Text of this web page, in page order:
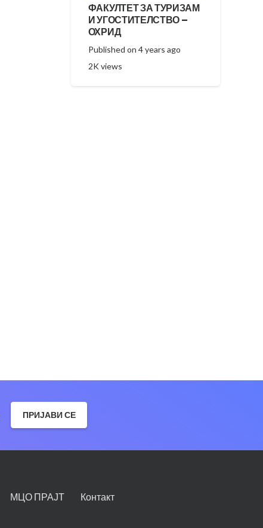
ФАКУЛТЕТ ЗА ТУРИЗАМ
И УГОСТИТЕЛСТВО –
ОХРИД
Published on 4 years ago
2Kviews
ПРИЈАВИ СЕ
МЦО ПРАЈТ Контакт